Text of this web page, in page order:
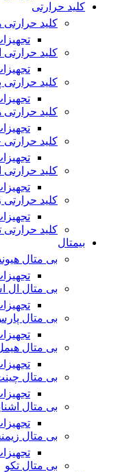
کلید حرارتی
کلید حرارتی
کلید
کلید
کلید حرارتی
کلید
کلید حرارتی
کلید
کلید حرارتی
بیمتال
بی متال
بی متال ال
بی متال
بی متال
بی متال
بی متال
بی متال
بی متال تکو